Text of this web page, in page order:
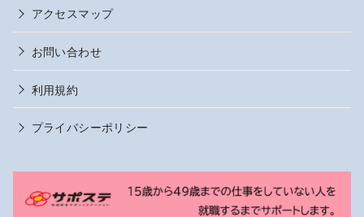
アクセスマップ
お問い合わせ
利用規約
プライバシーポリシー